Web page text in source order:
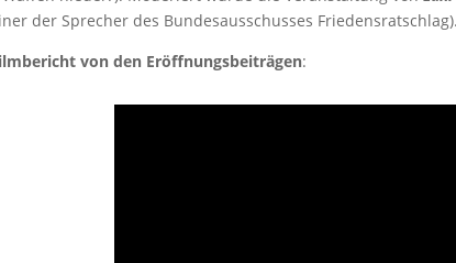
der Sprecher des Bundesausschusses Friedensratschlag).
von den Eröffnungsbeiträgen: